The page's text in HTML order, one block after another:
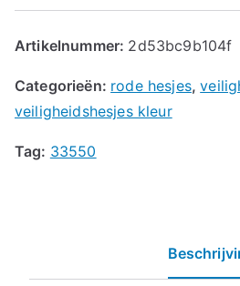
Artikelnummer: 2d53bc9b104f
Categorieën: rode hesjes,
veiligheidshesjes kleur
Tag: 33550